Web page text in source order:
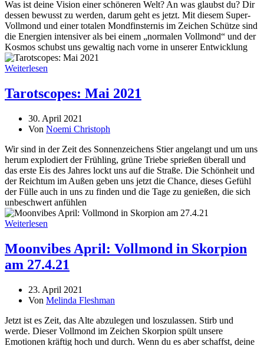
Was ist deine Vision einer schöneren Welt? An was glaubst du? Dir
dessen bewusst zu werden, darum geht es jetzt. Mit diesem Super-
Vollmond und einer totalen Mondfinsternis im Zeichen Schütze sind
die Energien intensiver als bei einem „normalen Vollmond“ und der
Kosmos schubst uns gewaltig nach vorne in unserer Entwicklung
Weiterlesen
Tarotscopes: Mai 2021
30. April 2021
Von Noemi Christoph
Wir sind in der Zeit des Sonnenzeichens Stier angelangt und um uns
herum explodiert der Frühling, grüne Triebe sprießen überall und
das erste Eis des Jahres lockt uns auf die Straße. Die Schönheit und
der Reichtum im Außen geben uns jetzt die Chance, dieses Gefühl
der Fülle auch in uns zu finden und die Tage zu genießen, die sich
unbeschwert anfühlen
Weiterlesen
Moonvibes April: Vollmond in Skorpion
am 27.4.21
23. April 2021
Von Melinda Fleshman
Jetzt ist es Zeit, das Alte abzulegen und loszulassen. Stirb und
werde. Dieser Vollmond im Zeichen Skorpion spült unsere
Emotionen kräftig hoch und durch. Wenn du es aber schaffst, deine